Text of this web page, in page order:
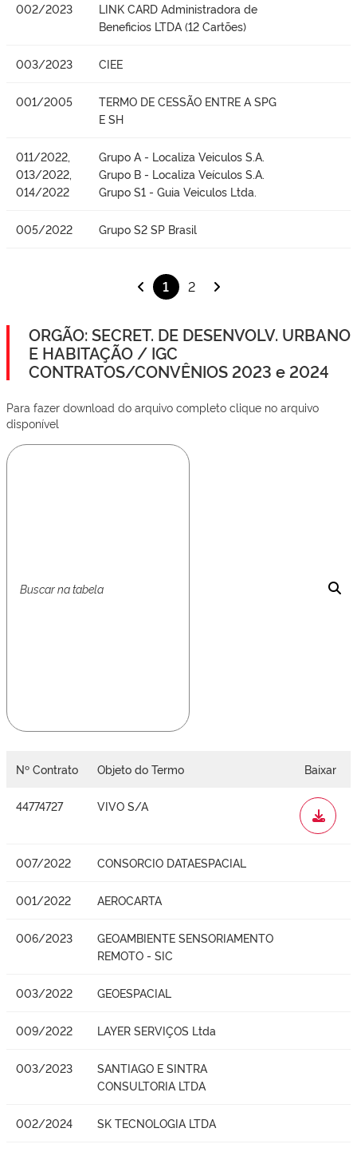
002/2023
LINK CARD Administradora de
Beneficios LTDA (12 Cartões)
003/2023 CIEE
001/2005
TERMO DE CESSÃO ENTRE A SPG
E SH
011/2022,
013/2022,
014/2022
Grupo A - Localiza Veiculos S.A.
Grupo B - Localiza Veículos S.A.
Grupo S1 - Guia Veiculos Ltda.
005/2022 Grupo S2 SP Brasil
1 2
ORGÃO: SECRET. DE DESENVOLV. URBANO
E HABITAÇÃO / IGC
CONTRATOS/CONVÊNIOS 2023 e 2024
Para fazer download do arquivo completo clique no arquivo
disponível
Nº Contrato Objeto do Termo Baixar
44774727 VIVO S/A
WORD
007/2022 CONSORCIO DATAESPACIAL
001/2022 AEROCARTA
006/2023
GEOAMBIENTE SENSORIAMENTO
REMOTO - SIC
003/2022 GEOESPACIAL
009/2022 LAYER SERVIÇOS Ltda
003/2023
SANTIAGO E SINTRA
CONSULTORIA LTDA
002/2024 SK TECNOLOGIA LTDA